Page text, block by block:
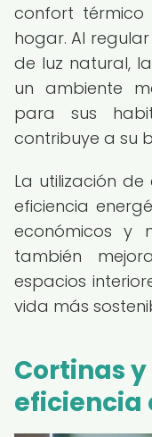
confort térmico
hogar. Al
de luz natural,
un ambiente
para sus
contribuye a su
La utilización
eficiencia
económicos y
también
espacios
vida más
Cortinas
eficiencia